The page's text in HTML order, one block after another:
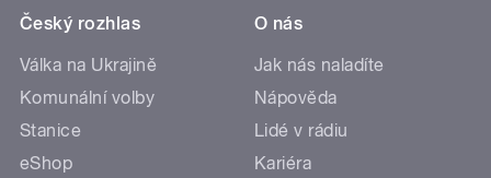
Český rozhlas
Válka na Ukrajině
Komunální volby
Stanice
eShop
O nás
Jak nás naladíte
Nápověda
Lidé v rádiu
Kariéra